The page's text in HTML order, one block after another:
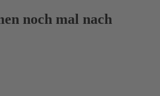
noch mal nach